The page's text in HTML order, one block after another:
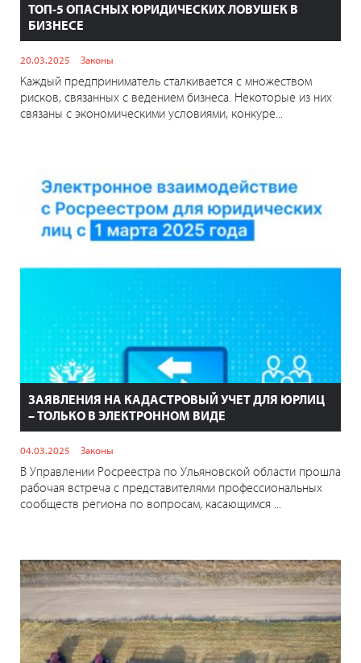
ТОП-5 ОПАСНЫХ ЮРИДИЧЕСКИХ ЛОВУШЕК В
БИЗНЕСЕ
20.03.2025 Законы
Каждый предприниматель сталкивается с множеством
рисков, связанных с ведением бизнеса. Некоторые из них
связаны с экономическими условиями, конкуре...
ЗАЯВЛЕНИЯ НА КАДАСТРОВЫЙ УЧЕТ ДЛЯ ЮРЛИЦ
– ТОЛЬКО В ЭЛЕКТРОННОМ ВИДЕ
04.03.2025 Законы
В Управлении Росреестра по Ульяновской области прошла
рабочая встреча с представителями профессиональных
сообществ региона по вопросам, касающимся ...